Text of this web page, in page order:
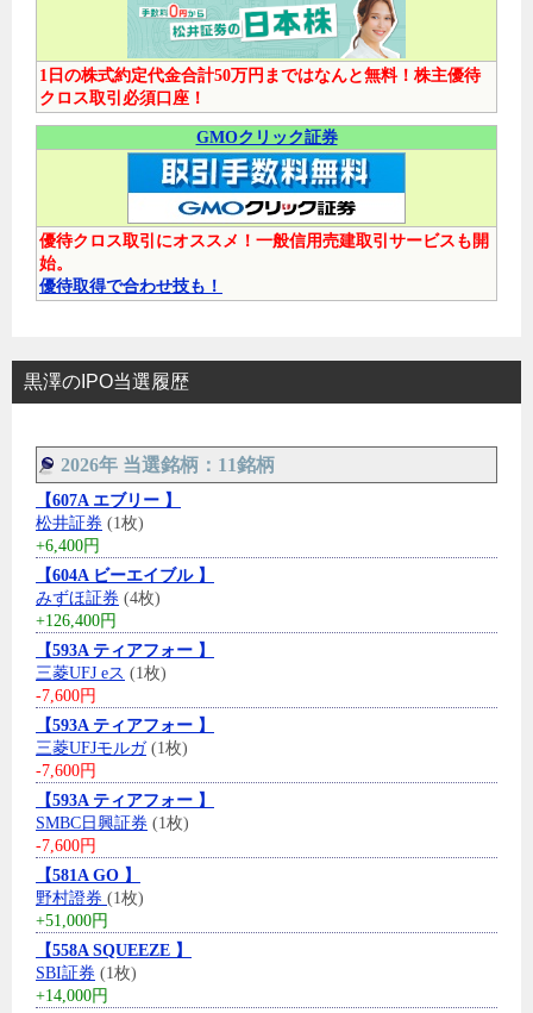
1日の株式約定代金合計50万円まではなんと無料！株主優待
クロス取引必須口座！
GMOクリック証券
優待クロス取引にオススメ！一般信用売建取引サービスも開
始。
優待取得で合わせ技も！
黒澤のIPO当選履歴
2026年 当選銘柄：11銘柄
【607A エブリー 】
松井証券 (1枚)
+6,400円
【604A ビーエイブル 】
みずほ証券 (4枚)
+126,400円
【593A ティアフォー 】
三菱UFJ eス (1枚)
-7,600円
【593A ティアフォー 】
三菱UFJモルガ(1枚)
-7,600円
【593A ティアフォー 】
SMBC日興証券 (1枚)
-7,600円
【581A GO 】
野村證券 (1枚)
+51,000円
【558A SQUEEZE 】
SBI証券 (1枚)
+14,000円